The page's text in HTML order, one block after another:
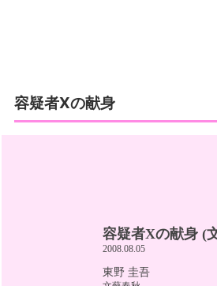
容疑者Xの献身